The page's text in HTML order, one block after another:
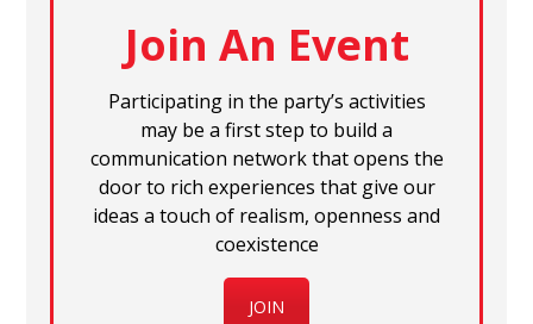
Join An Event
Participating in the party’s activities
may be a first step to build a
communication network that opens the
door to rich experiences that give our
ideas a touch of realism, openness and
coexistence
JOIN